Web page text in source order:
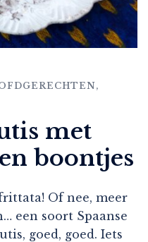
,
met
boontjes
Of nee, meer
een soort Spaanse
goed, goed. Iets